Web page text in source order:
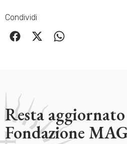
Condividi
Resta
Fondazione